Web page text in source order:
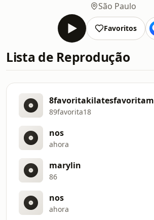
São Paulo
Favoritos
Lista de Reprodução
89favorita18
nos
ahora
marylin
86
nos
ahora